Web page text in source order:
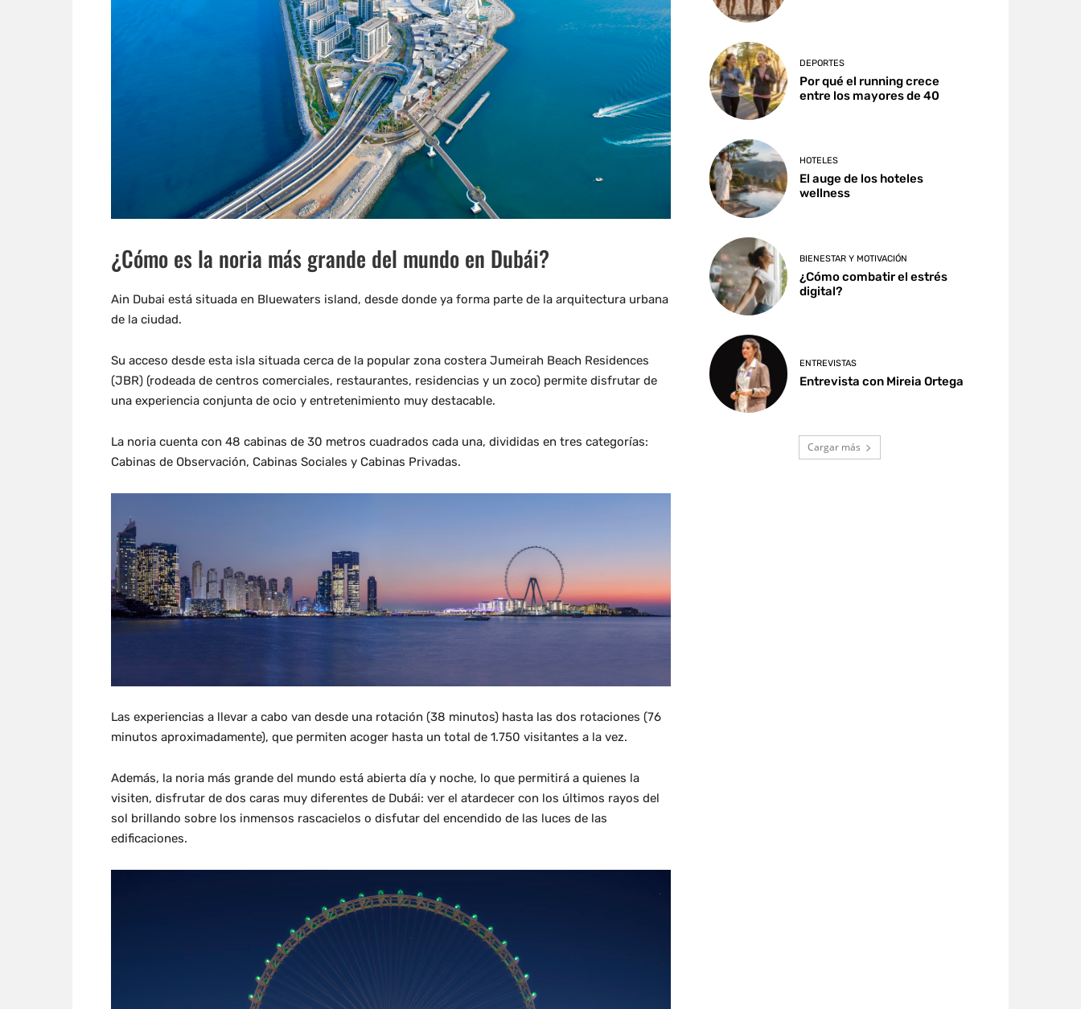
¿Cómo es la noria más grande del mundo en Dubái?
Ain Dubai está situada en Bluewaters island, desde donde ya forma parte de la arquitectura urbana
de la ciudad.
Su acceso desde esta isla situada cerca de la popular zona costera Jumeirah Beach Residences
(JBR) (rodeada de centros comerciales, restaurantes, residencias y un zoco) permite disfrutar de
una experiencia conjunta de ocio y entretenimiento muy destacable.
La noria cuenta con 48 cabinas de 30 metros cuadrados cada una, divididas en tres categorías:
Cabinas de Observación, Cabinas Sociales y Cabinas Privadas.
Las experiencias a llevar a cabo van desde una rotación (38 minutos) hasta las dos rotaciones (76
minutos aproximadamente), que permiten acoger hasta un total de 1.750 visitantes a la vez.
Además, la noria más grande del mundo está abierta día y noche, lo que permitirá a quienes la
visiten, disfrutar de dos caras muy diferentes de Dubái: ver el atardecer con los últimos rayos del
sol brillando sobre los inmensos rascacielos o disfutar del encendido de las luces de las
edificaciones.
DEPORTES
Por qué el running crece
entre los mayores de 40
HOTELES
El auge de los hoteles
wellness
BIENESTAR Y MOTIVACIÓN
¿Cómo combatir el estrés
digital?
ENTREVISTAS
Entrevista con Mireia Ortega
Cargar más